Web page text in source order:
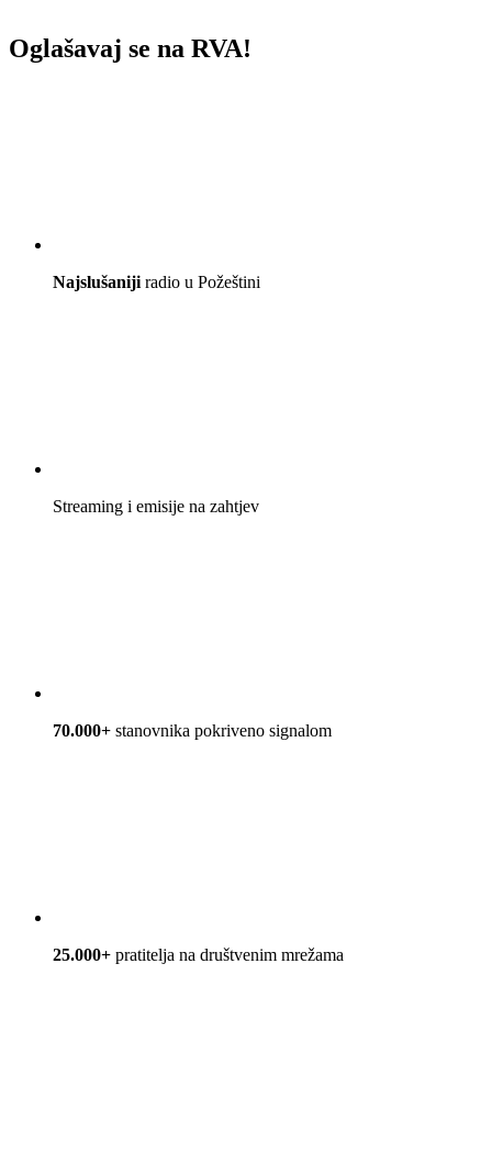
Oglašavaj se na RVA!
Najslušaniji radio u Požeštini
Streaming i emisije na zahtjev
70.000+ stanovnika pokriveno signalom
25.000+ pratitelja na društvenim mrežama